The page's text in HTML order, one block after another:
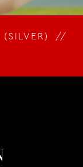
(SILVER) //